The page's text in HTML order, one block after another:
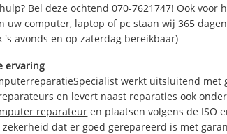
Bel deze ochtend 070-7621747! Ook voor
uw computer, laptop of pc staan wij 365
's avonds en op zaterdag bereikbaar)
ervaring
werkt uitsluitend met
en levert naast reparaties ook
reparateur en plaatsen volgens de ISO
dat er goed gerepareerd is met